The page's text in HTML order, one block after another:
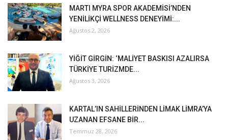
MARTI MYRA SPOR AKADEMİSİ’NDEN
YENİLİKÇİ WELLNESS DENEYİMİ:...
Ağustos 2, 2026
YİĞİT GİRGİN: ‘MALİYET BASKISI AZALIRSA
TÜRKİYE TURİZMDE...
Ağustos 3, 2026
KARTAL’IN SAHİLLERİNDEN LİMAK LİMRA’YA
UZANAN EFSANE BİR...
Temmuz 28, 2026